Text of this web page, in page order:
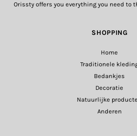
Orissty offers you everything you need to
SHOPPING
Home
Traditionele
Bedankjes
Decoratie
Natuurlijke
Anderen